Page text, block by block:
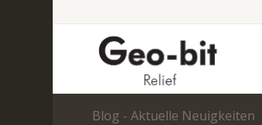
Blog - Aktuelle Neuigkeiten